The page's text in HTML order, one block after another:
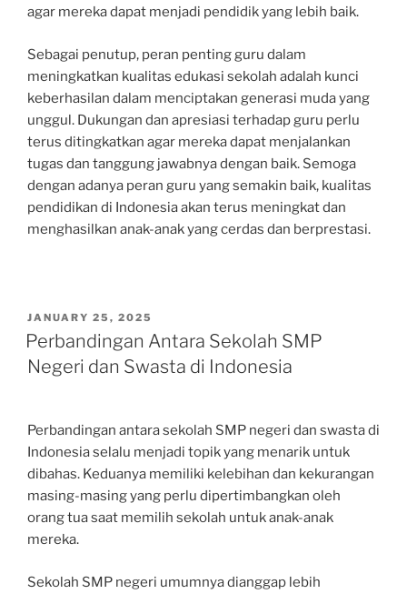
agar mereka dapat menjadi pendidik yang lebih baik.
Sebagai penutup, peran penting guru dalam
meningkatkan kualitas edukasi sekolah adalah kunci
keberhasilan dalam menciptakan generasi muda yang
unggul. Dukungan dan apresiasi terhadap guru perlu
terus ditingkatkan agar mereka dapat menjalankan
tugas dan tanggung jawabnya dengan baik. Semoga
dengan adanya peran guru yang semakin baik, kualitas
pendidikan di Indonesia akan terus meningkat dan
menghasilkan anak-anak yang cerdas dan berprestasi.
POSTED
ON
JANUARY 25, 2025
Perbandingan Antara Sekolah SMP
Negeri dan Swasta di Indonesia
Perbandingan antara sekolah SMP negeri dan swasta di
Indonesia selalu menjadi topik yang menarik untuk
dibahas. Keduanya memiliki kelebihan dan kekurangan
masing-masing yang perlu dipertimbangkan oleh
orang tua saat memilih sekolah untuk anak-anak
mereka.
Sekolah SMP negeri umumnya dianggap lebih